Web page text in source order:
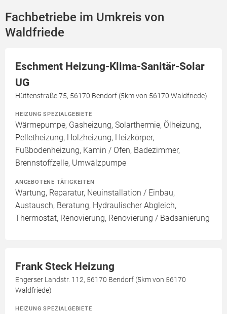
Fachbetriebe im Umkreis von
Waldfriede
Eschment Heizung-Klima-Sanitär-Solar
UG
Hüttenstraße 75, 56170 Bendorf (5km von 56170 Waldfriede)
HEIZUNG SPEZIALGEBIETE
Wärmepumpe, Gasheizung, Solarthermie, Ölheizung,
Pelletheizung, Holzheizung, Heizkörper,
Fußbodenheizung, Kamin / Ofen, Badezimmer,
Brennstoffzelle, Umwälzpumpe
ANGEBOTENE TÄTIGKEITEN
Wartung, Reparatur, Neuinstallation / Einbau,
Austausch, Beratung, Hydraulischer Abgleich,
Thermostat, Renovierung, Renovierung / Badsanierung
Frank Steck Heizung
Engerser Landstr. 112, 56170 Bendorf (5km von 56170
Waldfriede)
HEIZUNG SPEZIALGEBIETE